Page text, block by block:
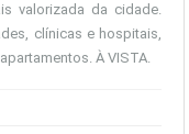
valorizada da cidade.
clínicas e hospitais,
À VISTA.